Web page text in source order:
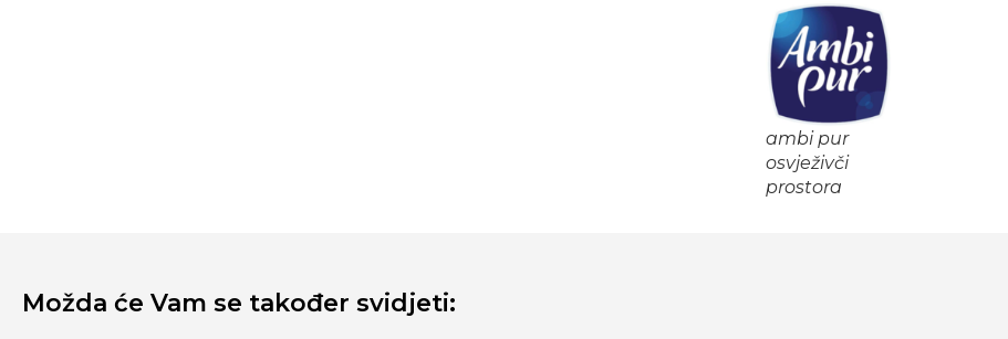
ambi pur
osvježivči
prostora
Možda će Vam se također svidjeti: